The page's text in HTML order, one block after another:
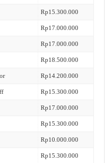
Rp15.300.000
Rp17.000.000
Rp17.000.000
Rp18.500.000
Rp14.200.000
Rp15.300.000
Rp17.000.000
Rp15.300.000
Rp10.000.000
Rp15.300.000